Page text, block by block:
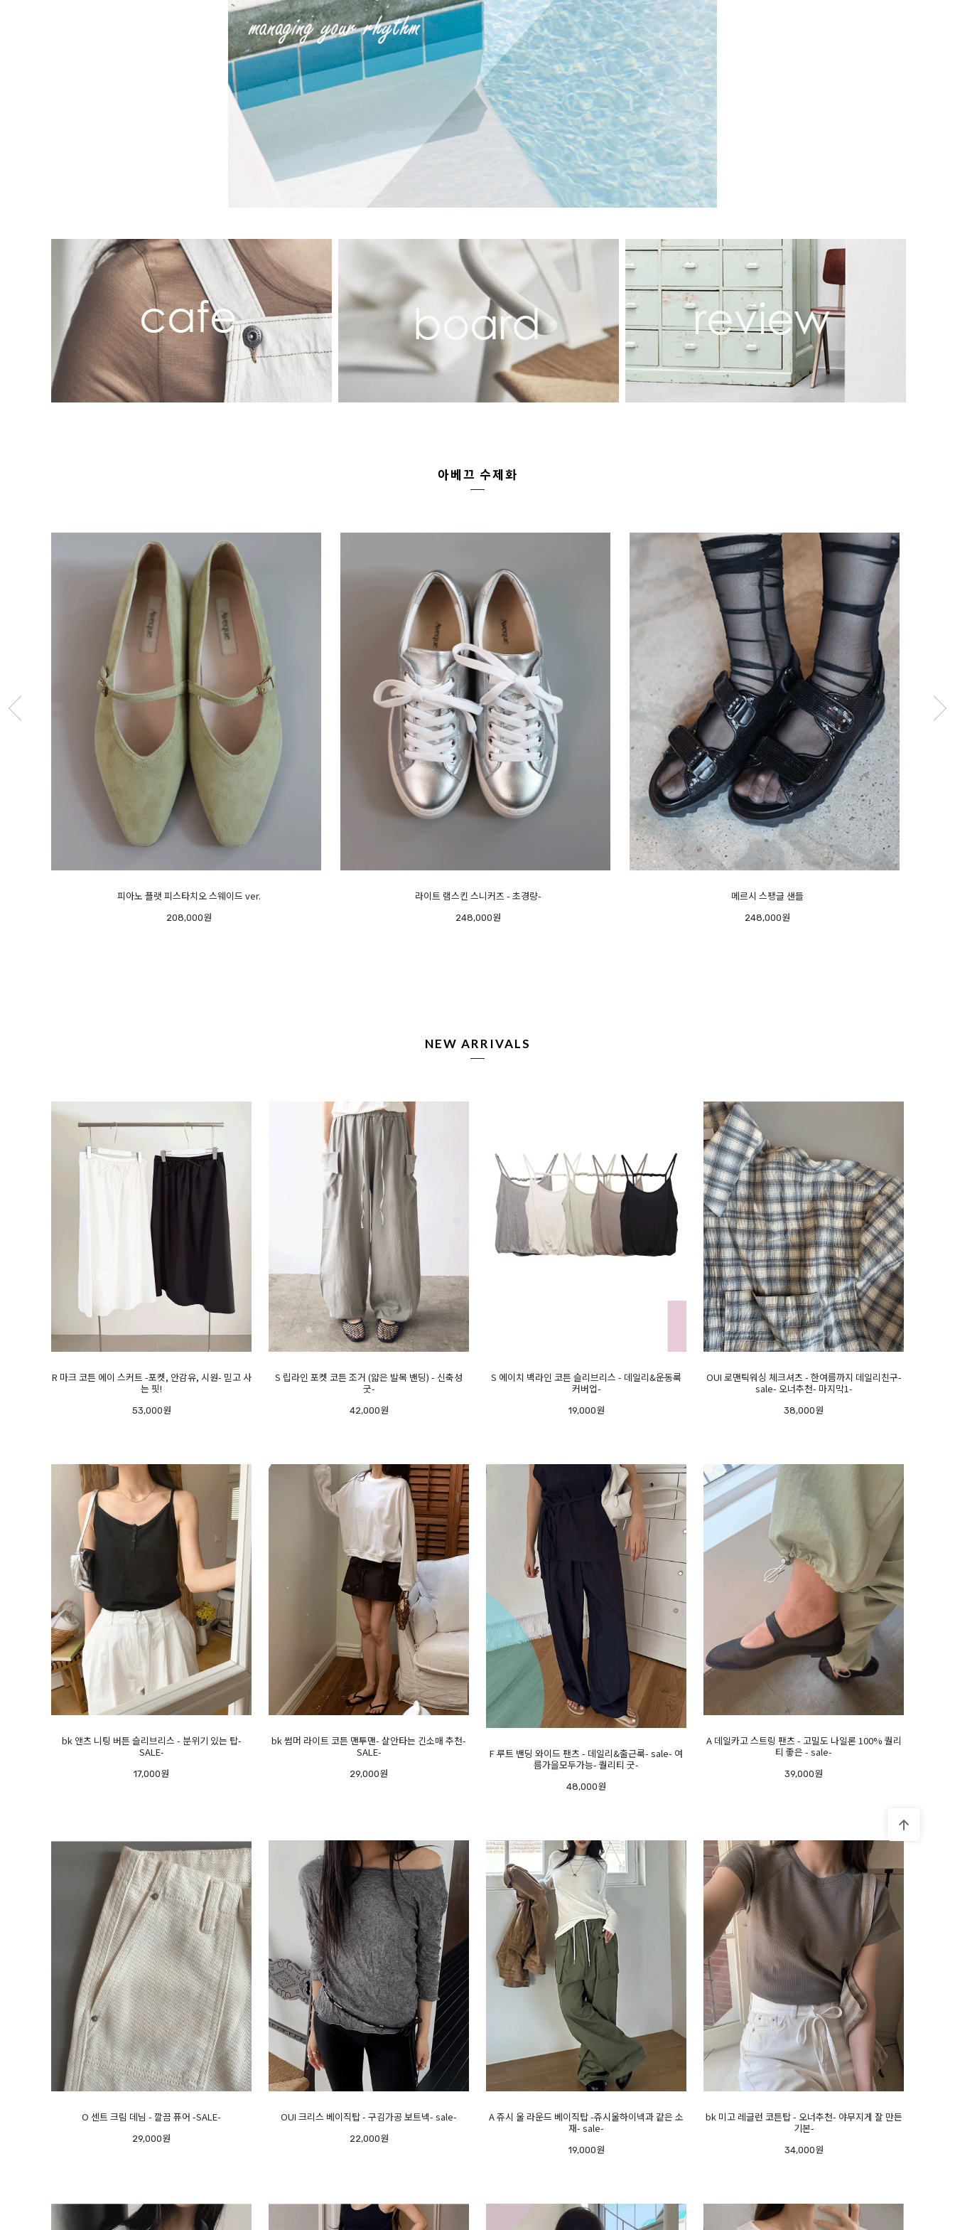
아베끄 수제화
라이트 램스킨 스니커즈 - 초경량-
248,000원
메르시 스팽글 샌들
248,000원
피아노 플랫 - 오너추천- 반가운 재진행 -
208,000원
NEW ARRIVALS
R 마크 코튼 에이 스커트 -포켓, 안감유, 시원- 믿고 사
는 핏!
53,000원
S 립라인 포켓 코튼 조거 (얇은 발목 밴딩) - 신축성
굿-
42,000원
S 에이치 백라인 코튼 슬리브리스 - 데일리&운동룩
커버업-
19,000원
OUI 로맨틱워싱 체크셔츠 - 한여름까지 데일리친구-
sale- 오너추천- 마지막1-
38,000원
bk 앤츠 니팅 버튼 슬리브리스 - 분위기 있는 탑-
SALE-
17,000원
bk 썸머 라이트 코튼 맨투맨- 살안타는 긴소매 추천-
SALE-
29,000원
F 루트 밴딩 와이드 팬츠 - 데일리&출근룩- sale- 여
름가을모두가능- 퀄리티 굿-
48,000원
A 데일카고 스트링 팬츠 - 고밀도 나일론 100% 퀄리
티 좋은 - sale-
39,000원
O 센트 크림 데님 - 깔끔 퓨어 -SALE-
29,000원
OUI 크리스 베이직탑 - 구김가공 보트넥- sale-
22,000원
A 쥬시 울 라운드 베이직탑 -쥬시울하이넥과 같은 소
재- sale-
19,000원
bk 미고 레글런 코튼탑 - 오너추천- 야무지게 잘 만든
기본-
34,000원